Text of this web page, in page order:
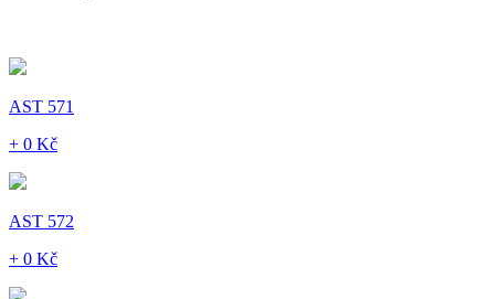
AST 571
+ 0 Kč
AST 572
+ 0 Kč